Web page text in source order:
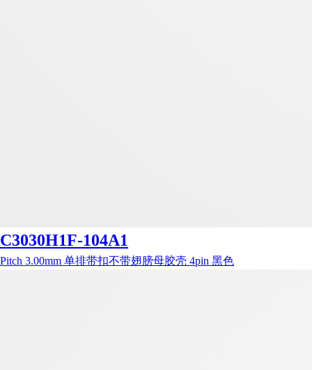
C3030H1F-104A1
Pitch 3.00mm 单排带扣不带翅膀母胶壳 4pin 黑色